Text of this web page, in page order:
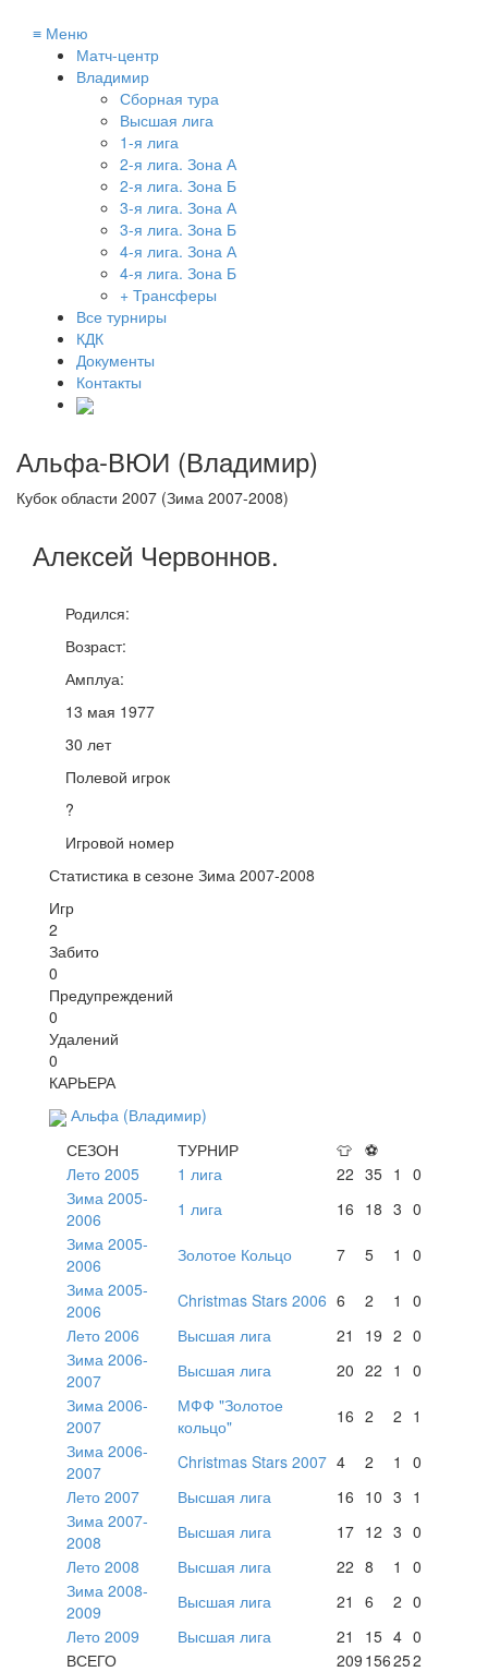
≡ Меню
Матч-центр
Владимир
Сборная тура
Высшая лига
1-я лига
2-я лига. Зона А
2-я лига. Зона Б
3-я лига. Зона А
3-я лига. Зона Б
4-я лига. Зона А
4-я лига. Зона Б
+ Трансферы
Все турниры
КДК
Документы
Контакты
Альфа-ВЮИ (Владимир)
Кубок области 2007 (Зима 2007-2008)
Алексей Червоннов.
Родился:
Возраст:
Амплуа:
13 мая 1977
30 лет
Полевой игрок
?
Игровой номер
Статистика в сезоне Зима 2007-2008
Игр
2
Забито
0
Предупреждений
0
Удалений
0
КАРЬЕРА
Альфа (Владимир)
СЕЗОН
ТУРНИР 👕 ⚽
Лето 2005
1 лига 22 35 1
0
Зима 2005-
2006
1 лига 16 18 3 0
Зима 2005-
2006
Золотое Кольцо 7 5 1
0
Зима 2005-
2006
Christmas Stars 2006 6 2 1
0
Лето 2006
Высшая лига 21 19 2 0
Зима 2006-
2007
Высшая лига 20 22 1
0
Зима 2006-
2007
МФФ "Золотое
кольцо"
16 2 2 1
Зима 2006-
2007
Christmas Stars 2007 4 2 1
0
Лето 2007
Высшая лига 16 10 3 1
Зима 2007-
2008
Высшая лига 17 12 3 0
Лето 2008
Высшая лига 22 8 1
0
Зима 2008-
2009
Высшая лига 21 6 2 0
Лето 2009
Высшая лига 21 15 4 0
ВСЕГО
209 156252